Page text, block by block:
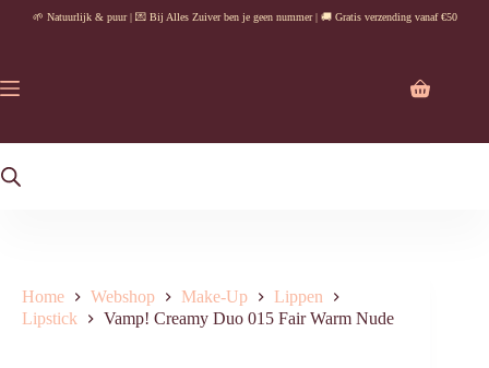
🌱 Natuurlijk & puur | 💌 Bij Alles Zuiver ben je geen nummer | 🚚 Gratis verzending vanaf €50
Home Webshop Make-Up
Lippen
Lipstick
Vamp! Creamy Duo 015 Fair Warm Nude